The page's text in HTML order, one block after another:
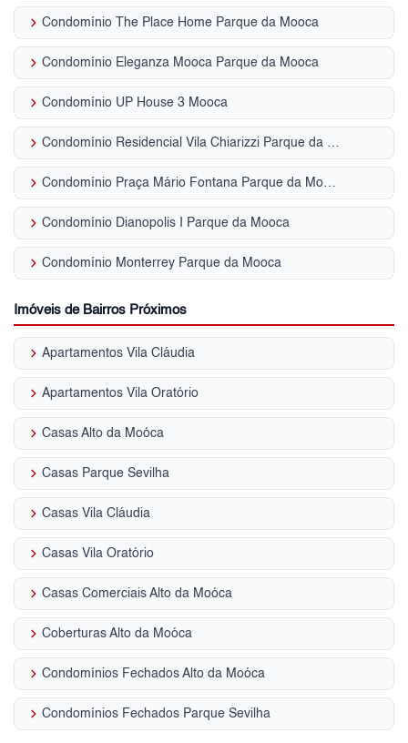
keyboard_arrow_right Condomínio The Place Home Parque da Mooca
keyboard_arrow_right Condomínio Eleganza Mooca Parque da Mooca
keyboard_arrow_right Condomínio UP House 3 Mooca
keyboard_arrow_right Condomínio Residencial Vila Chiarizzi Parque da Mooca
keyboard_arrow_right Condomínio Praça Mário Fontana Parque da Mooca
keyboard_arrow_right Condomínio Dianopolis I Parque da Mooca
keyboard_arrow_right Condomínio Monterrey Parque da Mooca
Imóveis de Bairros Próximos
keyboard_arrow_right Apartamentos Vila Cláudia
keyboard_arrow_right Apartamentos Vila Oratório
keyboard_arrow_right Casas Alto da Moóca
keyboard_arrow_right Casas Parque Sevilha
keyboard_arrow_right Casas Vila Cláudia
keyboard_arrow_right Casas Vila Oratório
keyboard_arrow_right Casas Comerciais Alto da Moóca
keyboard_arrow_right Coberturas Alto da Moóca
keyboard_arrow_right Condomínios Fechados Alto da Moóca
keyboard_arrow_right Condomínios Fechados Parque Sevilha